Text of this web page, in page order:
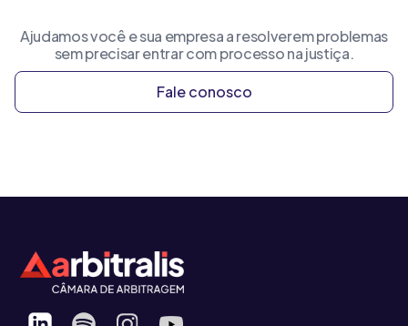
Ajudamos você e sua empresa a resolverem problemas
sem precisar entrar com processo na justiça.
Fale conosco